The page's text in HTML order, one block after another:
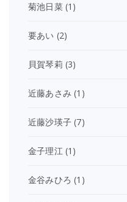
菊池日菜(1)
要あい (2)
貝賀琴莉 (3)
近藤あさみ (1)
近藤沙瑛子 (7)
金子理江(1)
金谷みひろ (1)